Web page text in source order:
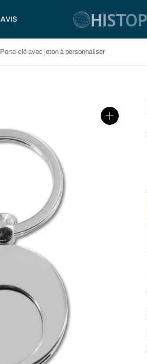
AVIS
Porte-clé avec jeton à personnaliser